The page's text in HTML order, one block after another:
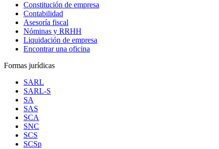
Constitución de empresa
Contabilidad
Asesoría fiscal
Nóminas y RRHH
Liquidación de empresa
Encontrar una oficina
Formas jurídicas
SARL
SARL-S
SA
SAS
SCA
SNC
SCS
SCSp